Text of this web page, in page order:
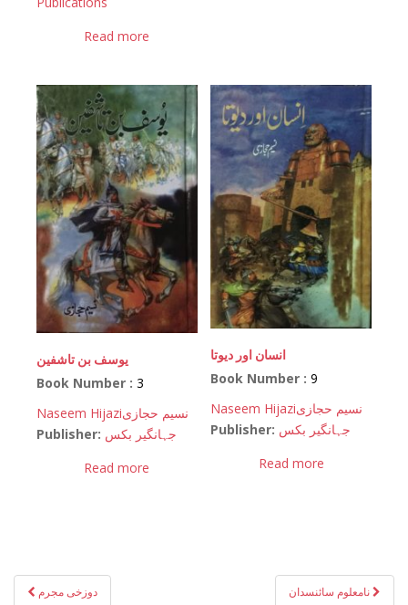
Read more
یوسف بن تاشفین
Book Number : 3
Naseem Hijaziنسیم حجازی
Publisher: جہانگیر بکس
Read more
انسان اور دیوتا
Book Number :9
Naseem Hijaziنسیم حجازی
Publisher: جہانگیر بکس
Read more
Postدوزخی مجرم